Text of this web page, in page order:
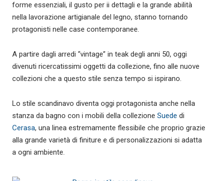
forme essenziali, il gusto per ii dettagli e la grande abilità
nella lavorazione artigianale del legno, stanno tornando
protagonisti nelle case contemporanee.
A partire dagli arredi “vintage” in teak degli anni 50, oggi
divenuti ricercatissimi oggetti da collezione, fino alle nuove
collezioni che a questo stile senza tempo si ispirano.
Lo stile scandinavo diventa oggi protagonista anche nella
stanza da bagno con i mobili della collezione Suede di
Cerasa, una linea estremamente flessibile che proprio grazie
alla grande varietà di finiture e di personalizzazioni si adatta
a ogni ambiente.